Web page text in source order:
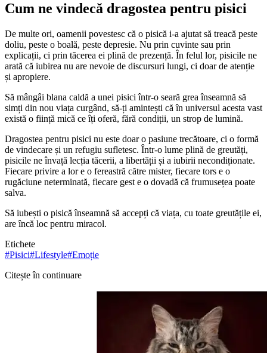
Cum ne vindecă dragostea pentru pisici
De multe ori, oamenii povestesc că o pisică i-a ajutat să treacă peste
doliu, peste o boală, peste depresie. Nu prin cuvinte sau prin
explicații, ci prin tăcerea ei plină de prezență. În felul lor, pisicile ne
arată că iubirea nu are nevoie de discursuri lungi, ci doar de atenție
și apropiere.
Să mângâi blana caldă a unei pisici într-o seară grea înseamnă să
simți din nou viața curgând, să-ți amintești că în universul acesta vast
există o ființă mică ce îți oferă, fără condiții, un strop de lumină.
Dragostea pentru pisici nu este doar o pasiune trecătoare, ci o formă
de vindecare și un refugiu sufletesc. Într-o lume plină de greutăți,
pisicile ne învață lecția tăcerii, a libertății și a iubirii necondiționate.
Fiecare privire a lor e o fereastră către mister, fiecare tors e o
rugăciune neterminată, fiecare gest e o dovadă că frumusețea poate
salva.
Să iubești o pisică înseamnă să accepți că viața, cu toate greutățile ei,
are încă loc pentru miracol.
Etichete
#Pisici#Lifestyle#Emoție
Citește în continuare